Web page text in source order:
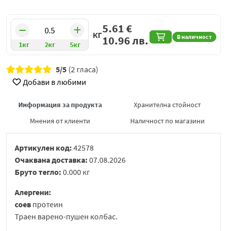
1кг 2кг 5кг
КГ В наличност
5.61€
10.96лв.
5/5 (2 гласа)
Добави в любими
Информация за продукта
Хранителна стойност
Мнения от клиенти
Наличност по магазини
Артикулен код: 42578
Очаквана доставка: 07.08.2026
Бруто тегло: 0.000 кг
Алергени:
соев протеин
Траен варено-пушен колбас.